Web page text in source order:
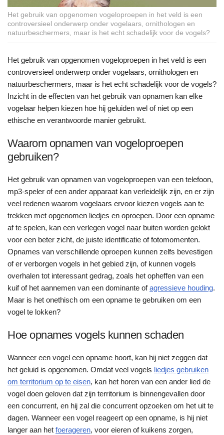
Het gebruik van opgenomen vogeloproepen in het veld is een
controversieel onderwerp onder vogelaars, ornithologen en
natuurbeschermers, maar is het echt schadelijk voor de vogels?
Het gebruik van opgenomen vogeloproepen in het veld is een
controversieel onderwerp onder vogelaars, ornithologen en
natuurbeschermers, maar is het echt schadelijk voor de vogels?
Inzicht in de effecten van het gebruik van opnamen kan elke
vogelaar helpen kiezen hoe hij geluiden wel of niet op een
ethische en verantwoorde manier gebruikt.
Waarom opnamen van vogeloproepen
gebruiken?
Het gebruik van opnamen van vogeloproepen van een telefoon,
mp3-speler of een ander apparaat kan verleidelijk zijn, en er zijn
veel redenen waarom vogelaars ervoor kiezen vogels aan te
trekken met opgenomen liedjes en oproepen. Door een opname
af te spelen, kan een verlegen vogel naar buiten worden gelokt
voor een beter zicht, de juiste identificatie of fotomomenten.
Opnames van verschillende oproepen kunnen zelfs bevestigen
of er verborgen vogels in het gebied zijn, of kunnen vogels
overhalen tot interessant gedrag, zoals het opheffen van een
kuif of het aannemen van een dominante ofagressieve houding.
Maar is het onethisch om een opname te gebruiken om een
vogel te lokken?
Hoe opnames vogels kunnen schaden
Wanneer een vogel een opname hoort, kan hij niet zeggen dat
het geluid is opgenomen. Omdat veel vogels liedjes gebruiken
om territorium op te eisen, kan het horen van een ander lied de
vogel doen geloven dat zijn territorium is binnengevallen door
een concurrent, en hij zal die concurrent opzoeken om het uit te
dagen. Wanneer een vogel reageert op een opname, is hij niet
langer aan het foerageren, voor eieren of kuikens zorgen,